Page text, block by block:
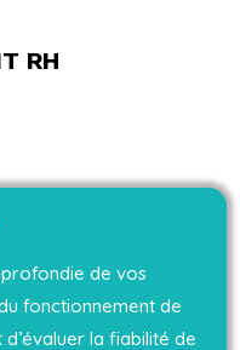
RH
de vos
fonctionnement de
la fiabilité de